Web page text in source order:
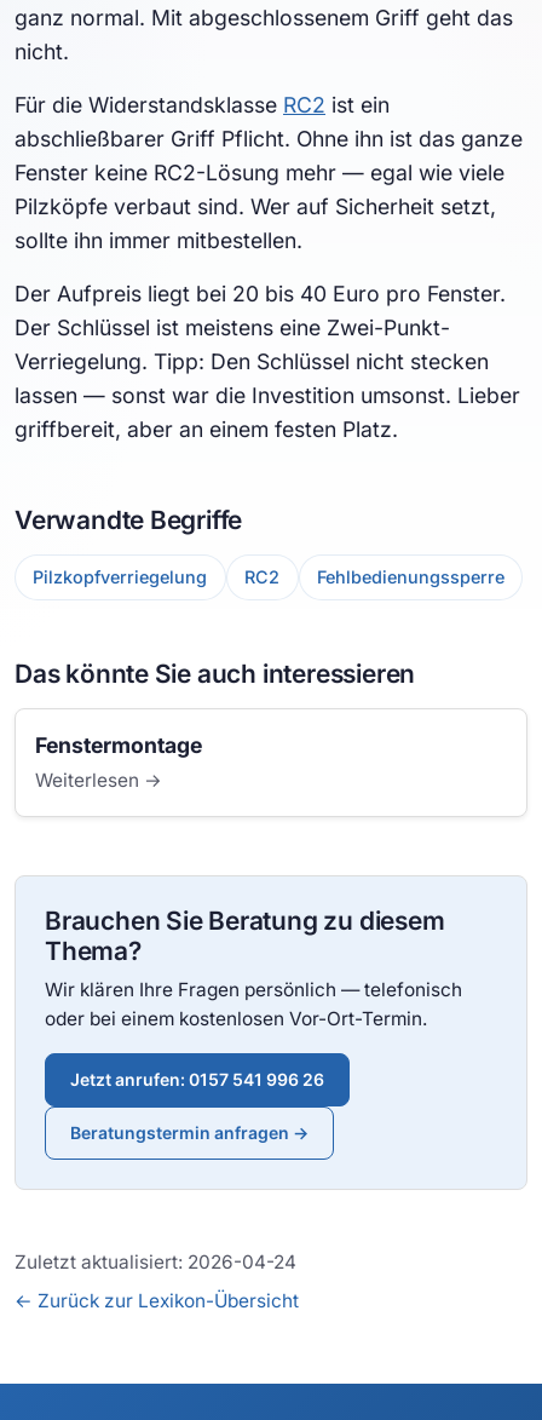
ganz normal. Mit abgeschlossenem Griff geht das
nicht.
Für die Widerstandsklasse RC2 ist ein
abschließbarer Griff Pflicht. Ohne ihn ist das ganze
Fenster keine RC2-Lösung mehr — egal wie viele
Pilzköpfe verbaut sind. Wer auf Sicherheit setzt,
sollte ihn immer mitbestellen.
Der Aufpreis liegt bei 20 bis 40 Euro pro Fenster.
Der Schlüssel ist meistens eine Zwei-Punkt-
Verriegelung. Tipp: Den Schlüssel nicht stecken
lassen — sonst war die Investition umsonst. Lieber
griffbereit, aber an einem festen Platz.
Verwandte Begriffe
Pilzkopfverriegelung RC2 Fehlbedienungssperre
Das könnte Sie auch interessieren
Fenstermontage
Weiterlesen →
Brauchen Sie Beratung zu diesem
Thema?
Wir klären Ihre Fragen persönlich — telefonisch
oder bei einem kostenlosen Vor-Ort-Termin.
Jetzt anrufen: 0157 541 996 26
Beratungstermin anfragen →
Zuletzt aktualisiert: 2026-04-24
← Zurück zur Lexikon-Übersicht